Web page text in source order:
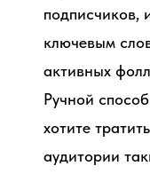
подписчиков,
ключевым
активных
Ручной
хотите
аудитории